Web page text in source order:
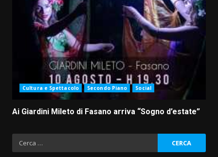
Cultura e Spettacolo Secondo Piano Social
Ai Giardini Mileto di Fasano arriva “Sogno d’estate”
Ricerca
per: